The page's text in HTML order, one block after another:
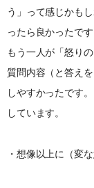
う」って感じかも
ったら良かったで
もう一人が「怒り
質問内容（と答え
しやすかったです
しています。
・想像以上に（変